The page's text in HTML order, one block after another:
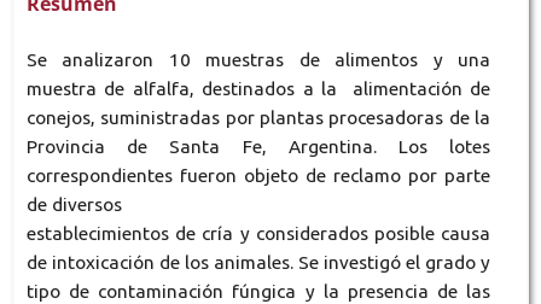
Se analizaron 10 muestras de alimentos y una
muestra de alfalfa, destinados a la alimentación de
conejos, suministradas por plantas procesadoras de la
Provincia de Santa Fe, Argentina. Los lotes
correspondientes fueron objeto de reclamo por parte
de diversos
establecimientos de cría y considerados posible causa
de intoxicación de los animales. Se investigó el grado y
tipo de contaminación fúngica y la presencia de las